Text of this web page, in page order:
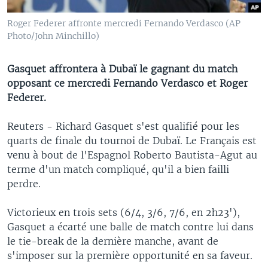
Roger Federer affronte mercredi Fernando Verdasco (AP
Photo/John Minchillo)
Gasquet affrontera à Dubaï le gagnant du match
opposant ce mercredi Fernando Verdasco et Roger
Federer.
Reuters - Richard Gasquet s'est qualifié pour les
quarts de finale du tournoi de Dubaï. Le Français est
venu à bout de l'Espagnol Roberto Bautista-Agut au
terme d'un match compliqué, qu'il a bien failli
perdre.
Victorieux en trois sets (6/4, 3/6, 7/6, en 2h23'),
Gasquet a écarté une balle de match contre lui dans
le tie-break de la dernière manche, avant de
s'imposer sur la première opportunité en sa faveur.